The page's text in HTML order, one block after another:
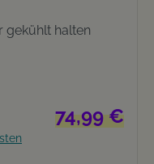
gekühlt halten
Regulärer
74,99 €